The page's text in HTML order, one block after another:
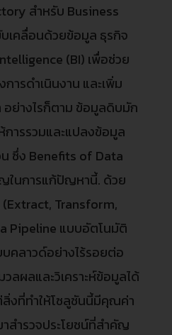
สำหรับ Business
เคลื่อนด้วยข้อมูล ธุรกิจ
(BI) เพื่อช่วย
ารดำเนินงาน และเพิ่ม
ย่างไรก็ตาม ข้อมูลดิบมัก
การรวมและแปลงข้อมูล
ซึ่ง Benefits of Data
ในการแก้ปัญหานี้. ด้วย
(Extract, Transform,
Pipeline แบบอัตโนมัติ
คลาวด์อย่างไร้รอยต่อ
ลผลและวิเคราะห์ข้อมูลได้
งที่ทำให้โซลูชันนี้มีคุณค่า
สำรวจประโยชน์ที่สำคัญ